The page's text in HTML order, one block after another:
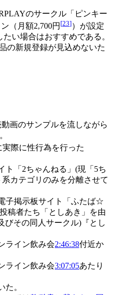
のサークル「ピンキー
（月額2,700円 [23]）が設定
い場合はおすすめである。
の新規登録が見込めないた
画のサンプルを流しながら
際に性行為を行った
ト「2ちゃんねる」(現「5ち
カテゴリのみを分離させて
子掲示板サイト「ふたば☆
稿者たち「としあき」を由
びその同人サークル)『とし
ライン飲み会2:46:38付近か
ライン飲み会3:07:05あたり
た。